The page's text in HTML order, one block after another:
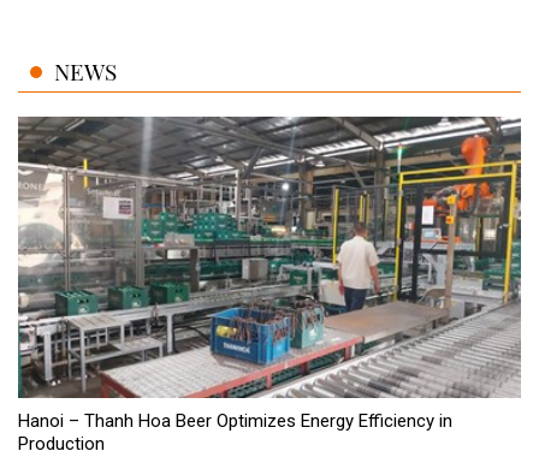
NEWS
Hanoi – Thanh Hoa Beer Optimizes Energy Efficiency in
Production